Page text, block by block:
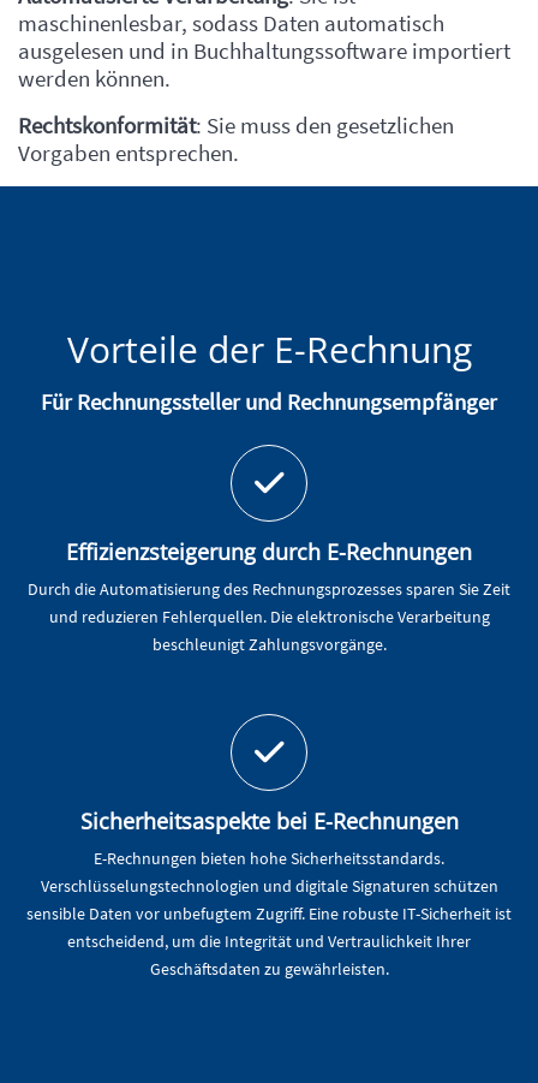
maschinenlesbar, sodass Daten automatisch
ausgelesen und in Buchhaltungssoftware importiert
werden können.
Rechtskonformität: Sie muss den gesetzlichen
Vorgaben entsprechen.
Einleitung
Vorteile der E-Rechnung
Für Rechnungssteller und Rechnungsempfänger
Abschnitt für Icons und Features
Effizienzsteigerung durch E-Rechnungen
Durch die Automatisierung des Rechnungsprozesses sparen Sie Zeit
und reduzieren Fehlerquellen. Die elektronische Verarbeitung
beschleunigt Zahlungsvorgänge.
Sicherheitsaspekte bei E-Rechnungen
E-Rechnungen bieten hohe Sicherheitsstandards.
Verschlüsselungstechnologien und digitale Signaturen schützen
sensible Daten vor unbefugtem Zugriff. Eine robuste IT-Sicherheit ist
entscheidend, um die Integrität und Vertraulichkeit Ihrer
Geschäftsdaten zu gewährleisten.